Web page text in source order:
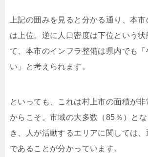
上記の囲みを見ると分かる通り、本
は上位。逆に人口密度は下位という状
て、本市のインフラ整備は県内でも「
い」と考えられます。
といっても、これは村上市の面積が非
からこそ。市域の大多数（85％）と
き、人が活動するエリアに関しては
であることが分かっています。